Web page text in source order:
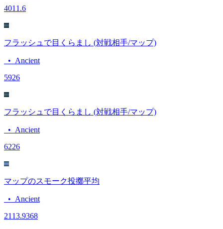
4011.6
フラッシュで目くらまし (対戦相手/マップ)
• Ancient
5926
フラッシュで目くらまし (対戦相手/マップ)
• Ancient
6226
マップのスモーク投擲平均
• Ancient
21 13.9368